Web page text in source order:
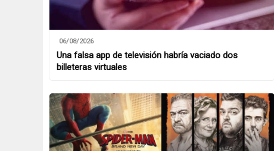
06/08/2026
Una falsa app de televisión habría vaciado dos
billeteras virtuales